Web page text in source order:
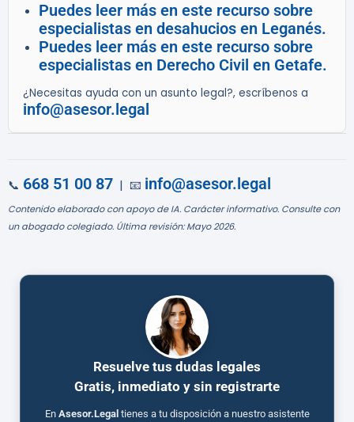
Puedes leer más en este recurso sobre
especialistas en desahucios en Leganés.
Puedes leer más en este recurso sobre
especialistas en Derecho Civil en Getafe.
¿Necesitas ayuda con un asunto legal?, escríbenos a
info@asesor.legal
📞 668 51 00 87 | 📧 info@asesor.legal
Contenido elaborado con apoyo de IA. Carácter informativo. Consulte con
un abogado colegiado. Última revisión: Mayo 2026.
Resuelve tus dudas legales
Gratis, inmediato y sin registrarte
En Asesor.Legal tienes a tu disposición a nuestro asistente